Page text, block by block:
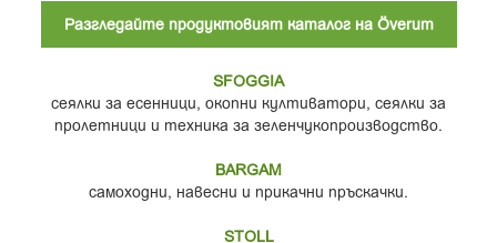
Разгледайте продуктовият каталог на Överum
SFOGGIA
сеялки за есенници, окопни култиватори, сеялки за
пролетници и техника за зеленчукопроизводство.
BARGAM
самоходни, навесни и прикачни пръскачки.
STOLL